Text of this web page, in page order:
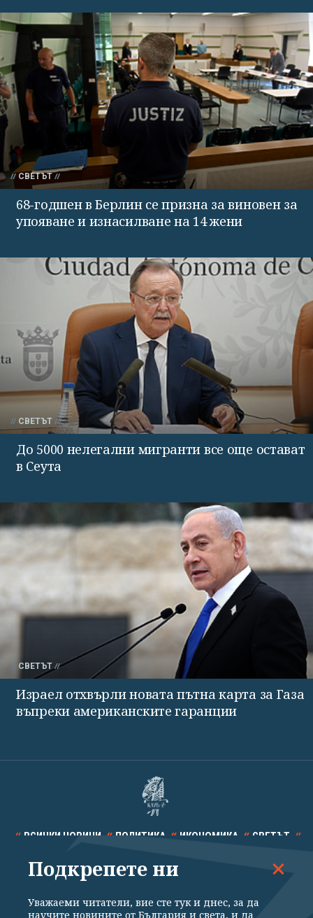
СВЕТЪТ
68-годшен в Берлин се призна за виновен за
упояване и изнасилване на 14 жени
СВЕТЪТ
До 5000 нелегални мигранти все още остават
в Сеута
СВЕТЪТ
Израел отхвърли новата пътна карта за Газа
въпреки американските гаранции
ВСИЧКИ НОВИНИ ПОЛИТИКА ИКОНОМИКА СВЕТЪТ
СПОРТ КУЛТУРА ТЕХНОЛОГИИ КАЛЕЙДОСКОП
Подкрепете ни
Уважаеми читатели, вие сте тук и днес, за да
научите новините от България и света, и да